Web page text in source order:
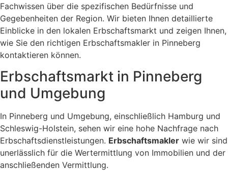
Fachwissen über die spezifischen Bedürfnisse und
Gegebenheiten der Region. Wir bieten Ihnen detaillierte
Einblicke in den lokalen Erbschaftsmarkt und zeigen Ihnen,
wie Sie den richtigen Erbschaftsmakler in Pinneberg
kontaktieren können.
Erbschaftsmarkt in Pinneberg
und Umgebung
In Pinneberg und Umgebung, einschließlich Hamburg und
Schleswig-Holstein, sehen wir eine hohe Nachfrage nach
Erbschaftsdienstleistungen. Erbschaftsmakler wie wir sind
unerlässlich für die Wertermittlung von Immobilien und der
anschließenden Vermittlung.